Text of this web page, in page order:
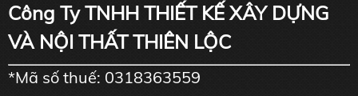
Công Ty TNHH THIẾT KẾ XÂY DỰNG
VÀ NỘI THẤT THIÊN LỘC
*Mã số thuế: 0318363559